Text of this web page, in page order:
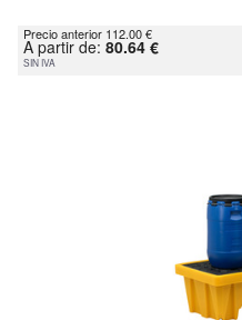
Precio anterior 112.00 €
A partir de: 80.64 €
SIN IVA